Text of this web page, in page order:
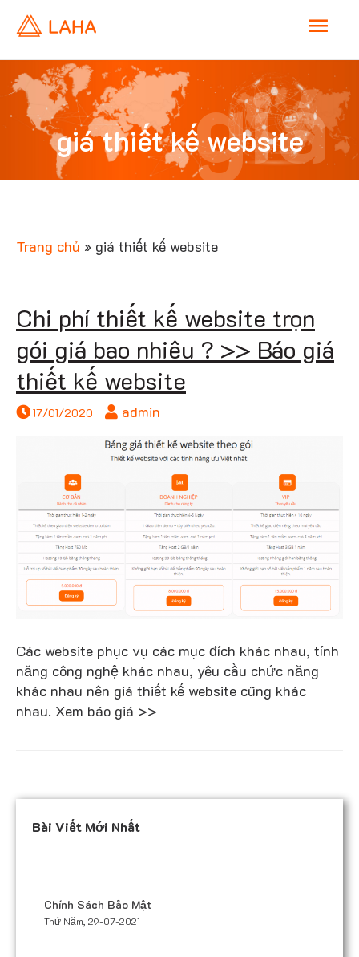
M
a
i
n
u
giá
thiết
giá thiết kế website
Trang chủ » giá thiết kế website
Chi phí thiết kế website trọn
gói giá bao nhiêu ? >> Báo giá
thiết kế website
17/01/2020 admin
Các website phục vụ các mục đích khác nhau, tính
năng công nghệ khác nhau, yêu cầu chức năng
khác nhau nên giá thiết kế website cũng khác
nhau. Xem báo giá >>
Bài Viết Mới Nhất
Chính Sách Bảo Mật
Thứ Năm, 29-07-2021